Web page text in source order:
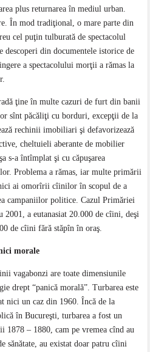
plus returnarea în mediul urban.
În mod tradiţional, o mare parte din
cel puţin tulburată de spectacolul
din documentele istorice de
a spectacolului morţii a rămas la
ţine în multe cazuri de furt din banii
sînt păcăliţi cu borduri, excepţii de la
rechinii imobiliari şi defavorizează
cheltuieli aberante de mobilier
s-a întîmplat şi cu căpuşarea
Problema a rămas, iar multe primării
ai omorîrii cîinilor în scopul de a
campaniilor politice. Cazul Primăriei
2001, a eutanasiat 20.000 de cîini, deşi
de cîini fără stăpîn în oraş.
morale
vagabonzi are toate dimensiunile
drept “panică morală”. Turbarea este
nici un caz din 1960. Încă de la
în Bucureşti, turbarea a fost un
– 1880, cam pe vremea cînd au
sănătate, au existat doar patru cîini